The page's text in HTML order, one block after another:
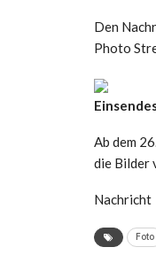
Den
Photo
Ab dem
die Bilder
Nachricht
Foto